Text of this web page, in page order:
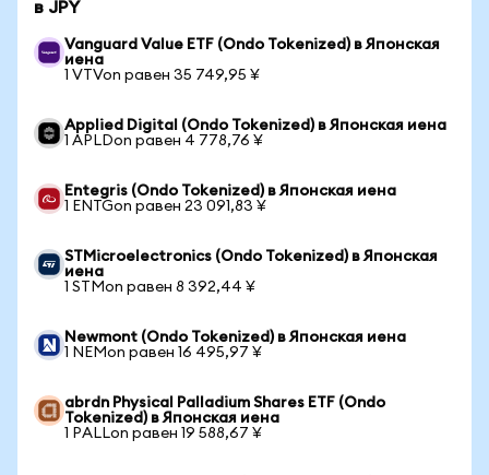
в JPY
Vanguard Value ETF (Ondo Tokenized) в Японская
иена
1 VTVon равен 35 749,95 ¥
Applied Digital (Ondo Tokenized) в Японская иена
1 APLDon равен 4 778,76 ¥
Entegris (Ondo Tokenized) в Японская иена
1 ENTGon равен 23 091,83 ¥
STMicroelectronics (Ondo Tokenized) в Японская
иена
1 STMon равен 8 392,44 ¥
Newmont (Ondo Tokenized) в Японская иена
1 NEMon равен 16 495,97 ¥
abrdn Physical Palladium Shares ETF (Ondo
Tokenized) в Японская иена
1 PALLon равен 19 588,67 ¥